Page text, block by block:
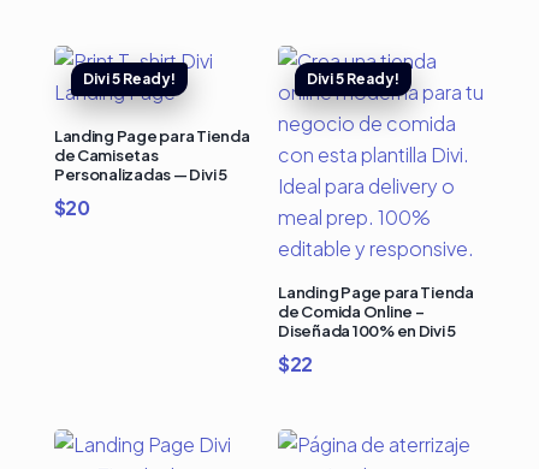
Landing Page para Tienda
de Camisetas
Personalizadas — Divi 5
$20
Landing Page para Tienda
de Comida Online –
Diseñada 100% en Divi 5
$22